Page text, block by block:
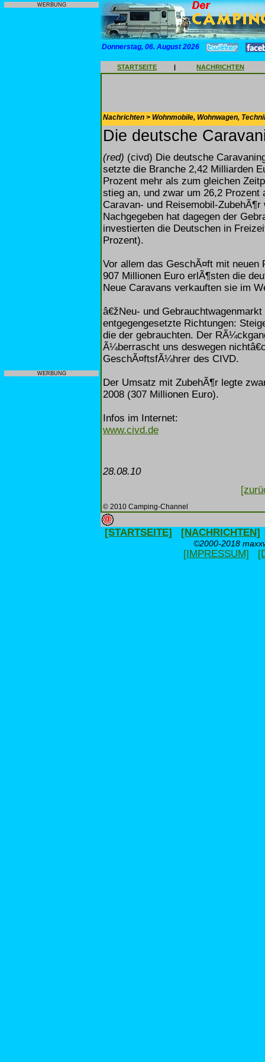
WERBUNG
WERBUNG
Donnerstag, 06. August 2026
STARTSEITE | NACHRICHTEN
Nachrichten > Wohnmobile, Wohnwagen,
Die deutsche
(red) (civd) Die deutsche
setzte die Branche 2,42 Milliarden
Prozent mehr als zum gleichen
stieg an, und zwar um 26,2 Prozent
Caravan- und Reisemobil-
Nachgegeben hat dagegen der
investierten die Deutschen in
Prozent).
Vor allem das GeschÃ¤ft mit
907 Millionen Euro erlÃ¶sten die
Neue Caravans verkauften sie im
â€žNeu- und
entgegengesetzte Richtungen:
die der gebrauchten. Der
Ã¼berrascht uns deswegen
GeschÃ¤ftsfÃ¼hrer des CIVD.
Der Umsatz mit ZubehÃ¶r legte
2008 (307 Millionen Euro).
Infos im Internet:
www.civd.de
28.08.10
© 2010 Camping-Channel
[STARTSEITE] [NACHRICHTEN]
©2000-2018
[IMPRESSUM]